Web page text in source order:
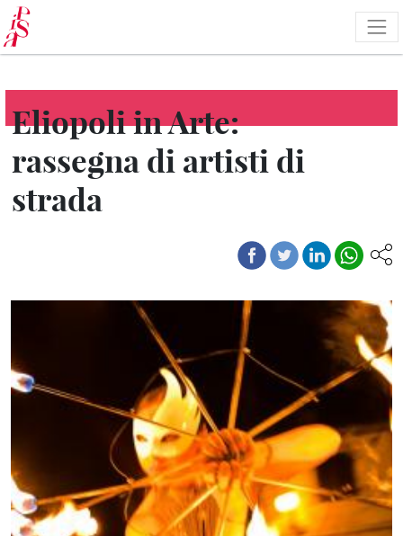
Salta
al
contenuto
principale
Eliopoli in Arte:
rassegna di artisti di
strada